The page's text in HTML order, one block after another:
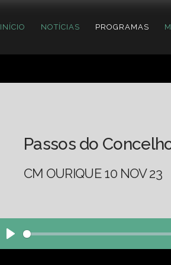
INÍCIO NOTÍCIAS PROGRAMAS
Passos do
CM OURIQUE 10 NOV 23
Play